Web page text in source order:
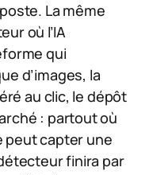
La même
où l’IA
qui
d’images, la
au clic, le dépôt
: partout où
capter une
finira par